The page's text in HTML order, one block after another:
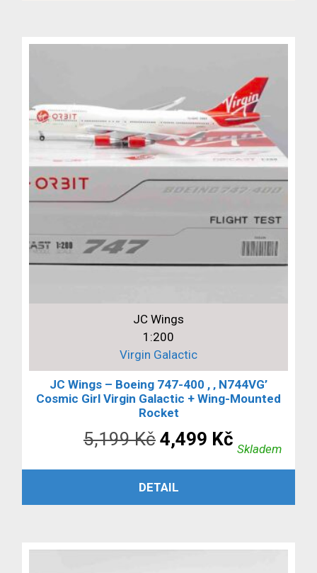
JC Wings
1:200
Virgin Galactic
JC Wings – Boeing 747-400 , ‚ N744VG’
Cosmic Girl Virgin Galactic + Wing-Mounted
Rocket
5,199Kč Původní
cena
byla:
4,499 Kč
cena
Skladem
PŘIDAT DO KOŠÍKU
DETAIL